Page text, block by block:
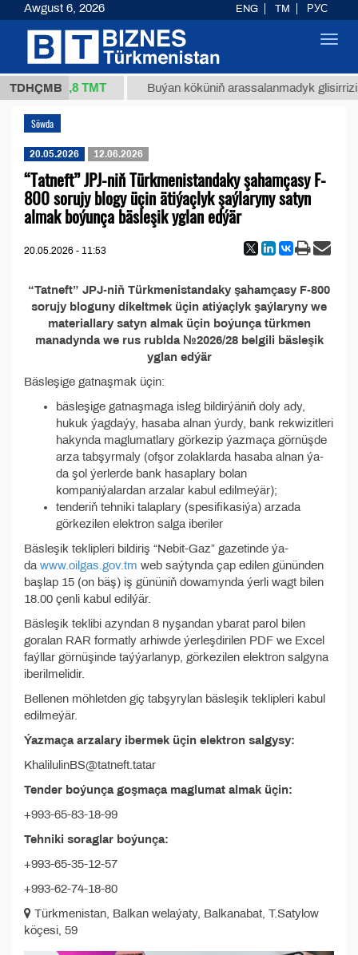
TDHÇMB
1 (kg.) 37,8 ТМТ Buýan köküniň arassalanmadyk
Söwda
20.05.2026 12.06.2026
“Tatneft” JPJ-niň Türkmenistandaky şahamçasy F-
800 sorujy blogy üçin ätiýaçlyk şaýlaryny satyn
almak boýunça bäsleşik yglan edýär
20.05.2026 - 11:53
“Tatneft” JPJ-niň Türkmenistandaky şahamçasy F-800
sorujy bloguny dikeltmek üçin atiýaçlyk şaýlaryny we
materiallary satyn almak üçin boýunça türkmen
manadynda we rus rublda №2026/28 belgili bäsleşik
yglan edýär
Bäsleşige gatnaşmak üçin:
bäsleşige gatnaşmaga isleg bildirýäniň doly ady,
hukuk ýagdaýy, hasaba alnan ýurdy, bank rekwizitleri
hakynda maglumatlary görkezip ýazmaça görnüşde
arza tabşyrmaly (ofşor zolaklarda hasaba alnan ýa-
da şol ýerlerde bank hasaplary bolan
kompaniýalardan arzalar kabul edilmeýär);
tenderiň tehniki talaplary (spesifikasiýa) arzada
görkezilen elektron salga iberiler
Bäsleşik teklipleri bildiriş “Nebit-Gaz” gazetinde ýa-
da www.oilgas.gov.tm web saýtynda çap edilen gününden
başlap 15 (on bäş) iş gününiň dowamynda ýerli wagt bilen
18.00 çenli kabul edilýär.
Bäsleşik teklibi azyndan 8 nyşandan ybarat parol bilen
goralan RAR formatly arhiwde ýerleşdirilen PDF we Excel
faýllar görnüşinde taýýarlanyp, görkezilen elektron salgyna
iberilmelidir.
Bellenen möhletden giç tabşyrylan bäsleşik teklipleri kabul
edilmeýär.
Ýazmaça arzalary ibermek üçin elektron salgysy:
KhalilulinBS@tatneft.tatar
Tender boýunça goşmaça maglumat almak üçin:
+993-65-83-18-99
Tehniki soraglar boýunça:
+993-65-35-12-57
+993-62-74-18-80
Türkmenistan, Balkan welaýaty, Balkanabat, T.Satylow
köçesi, 59
Awgust 6, 2026 ENG TM РУС